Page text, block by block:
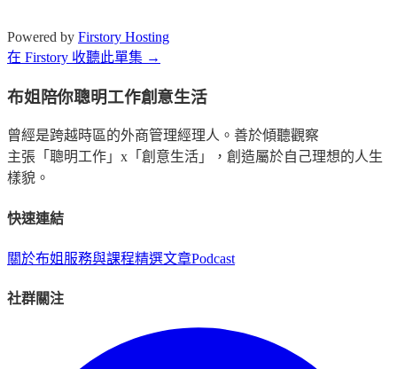
Powered by Firstory Hosting
在 Firstory 收聽此單集 →
布姐陪你聰明工作創意生活
曾經是跨越時區的外商管理經理人。善於傾聽觀察
主張「聰明工作」x「創意生活」，創造屬於自己理想的人生
樣貌。
快速連結
關於布姐 服務與課程精選文章Podcast
社群關注